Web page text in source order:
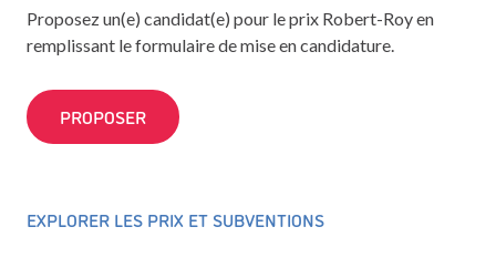
Proposez un(e) candidat(e) pour le prix Robert-Roy en
remplissant le formulaire de mise en candidature.
PROPOSER
EXPLORER LES PRIX ET SUBVENTIONS